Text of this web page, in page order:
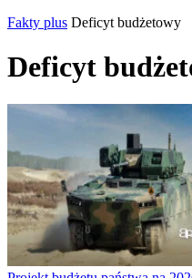
Fakty plus Deficyt budżetowy
Deficyt